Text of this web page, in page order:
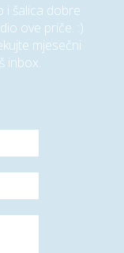
i šalica dobre
ove priče. :)
mjesečni
inbox.